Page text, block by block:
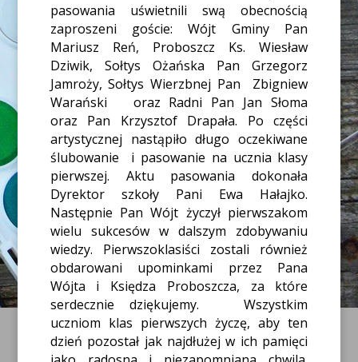
pasowania uświetnili swą obecnością
zaproszeni goście: Wójt Gminy Pan
Mariusz Reń, Proboszcz Ks. Wiesław
Dziwik, Sołtys Ożańska Pan Grzegorz
Jamroży, Sołtys Wierzbnej Pan
Zbigniew
Warański
oraz Radni Pan Jan Słoma
oraz Pan Krzysztof Drapała. Po części
artystycznej nastąpiło długo oczekiwane
ślubowanie
i pasowanie na ucznia klasy
pierwszej. Aktu pasowania dokonała
Dyrektor szkoły Pani Ewa Hałajko.
Następnie Pan Wójt życzył pierwszakom
wielu sukcesów w dalszym zdobywaniu
wiedzy. Pierwszoklasiści zostali również
obdarowani upominkami przez Pana
Wójta i Księdza Proboszcza, za które
serdecznie dziękujemy.
Wszystkim
uczniom klas pierwszych życzę, aby ten
dzień pozostał jak najdłużej w ich pamięci